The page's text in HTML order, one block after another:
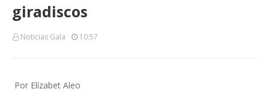
giradiscos
Noticias Gala 10:57
Por Elízabet Aleo